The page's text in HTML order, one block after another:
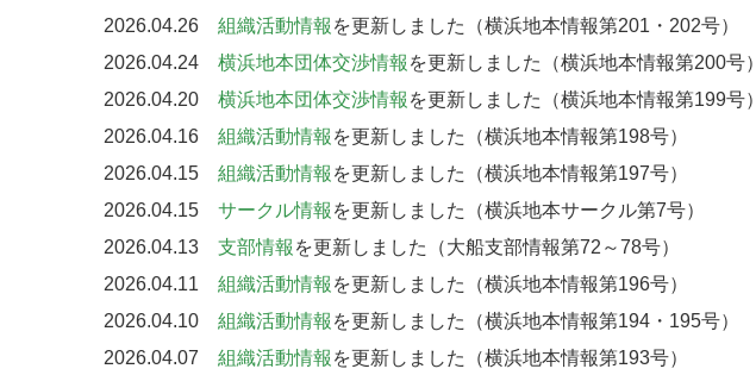
2026.04.26 組織活動情報 を更新しました（横浜地本情報第201・202号）
2026.04.24 横浜地本団体交渉情報 を更新しました（横浜地本情報第200号）
2026.04.20 横浜地本団体交渉情報 を更新しました（横浜地本情報第199号）
2026.04.16 組織活動情報 を更新しました（横浜地本情報第198号）
2026.04.15 組織活動情報 を更新しました（横浜地本情報第197号）
2026.04.15 サークル情報 を更新しました（横浜地本サークル第7号）
2026.04.13 支部情報 を更新しました（大船支部情報第72～78号）
2026.04.11 組織活動情報 を更新しました（横浜地本情報第196号）
2026.04.10 組織活動情報 を更新しました（横浜地本情報第194・195号）
2026.04.07 組織活動情報 を更新しました（横浜地本情報第193号）